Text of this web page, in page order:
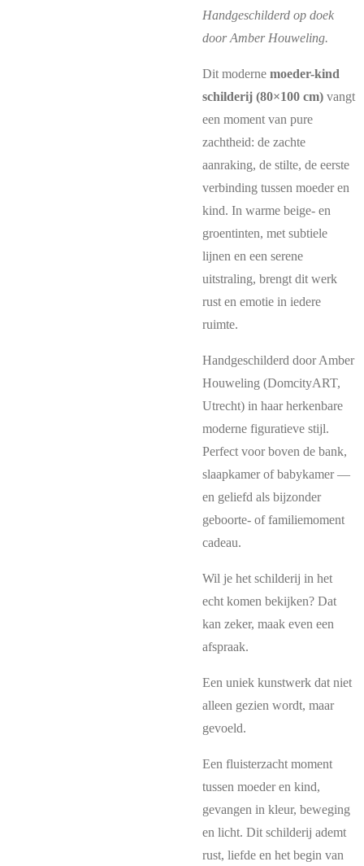
Handgeschilderd op doek
door Amber Houweling.
Dit moderne moeder-kind
schilderij (80×100 cm) vangt
een moment van pure
zachtheid: de zachte
aanraking, de stilte, de eerste
verbinding tussen moeder en
kind. In warme beige- en
groentinten, met subtiele
lijnen en een serene
uitstraling, brengt dit werk
rust en emotie in iedere
ruimte.
Handgeschilderd door Amber
Houweling (DomcityART,
Utrecht) in haar herkenbare
moderne figuratieve stijl.
Perfect voor boven de bank,
slaapkamer of babykamer —
en geliefd als bijzonder
geboorte- of familiemoment
cadeau.
Wil je het schilderij in het
echt komen bekijken? Dat
kan zeker, maak even een
afspraak.
Een uniek kunstwerk dat niet
alleen gezien wordt, maar
gevoeld.
Een fluisterzacht moment
tussen moeder en kind,
gevangen in kleur, beweging
en licht. Dit schilderij ademt
rust, liefde en het begin van